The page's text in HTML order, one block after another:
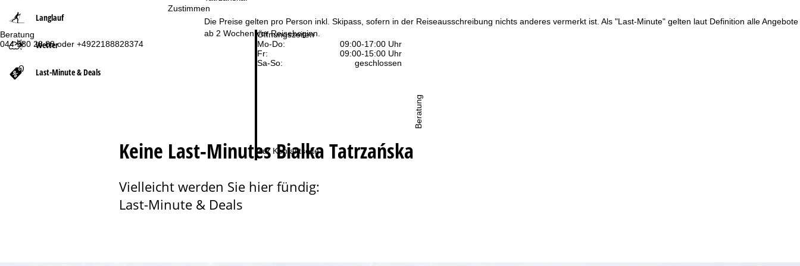
Zustimmen
Beratung
044 580 28 88 oder +4922188828374
Öffnungszeiten
Mo-Do:
09:00-17:00 Uhr
Fr:
09:00-15:00 Uhr
Sa-So:
geschlossen
Zur Kontaktseite
Beratung
Langlauf
Wetter
Last-Minute & Deals
t
e
Die Preise gelten pro Person inkl. Skipass, sofern in der Reiseausschreibung nichts anderes vermerkt ist. Als "Last-Minute" gelten laut Definition alle Angebote
ab 2 Wochen vor Reisebeginn.
Keine Last-Minutes Bialka Tatrzańska
Vielleicht werden Sie hier fündig:
Last-Minute & Deals